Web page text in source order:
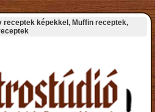
receptek képekkel, Muffin receptek,